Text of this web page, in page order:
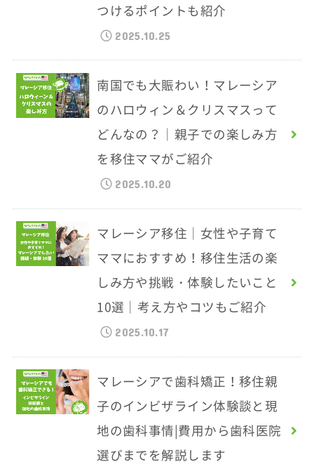
つけるポイントも紹介
2025.10.25
南国でも大賑わい！マレーシア
のハロウィン＆クリスマスって
どんなの？｜親子での楽しみ方
を移住ママがご紹介
2025.10.20
マレーシア移住｜女性や子育て
ママにおすすめ！移住生活の楽
しみ方や挑戦・体験したいこと
10選｜考え方やコツもご紹介
2025.10.17
マレーシアで歯科矯正！移住親
子のインビザライン体験談と現
地の歯科事情|費用から歯科医院
選びまでを解説します